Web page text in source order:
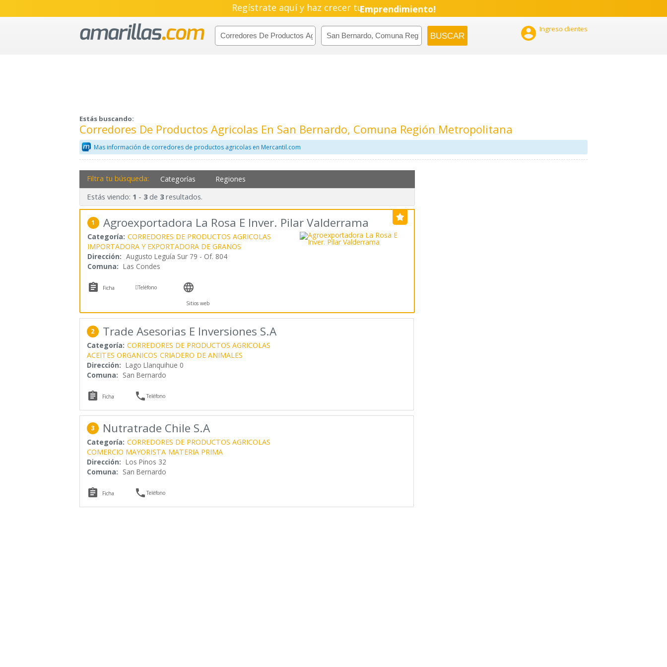
Regístrate aquí y haz crecer tuEmprendimiento!
 Ingreso clientes
Estás buscando:
Corredores De Productos Agricolas En San Bernardo, Comuna Región Metropolitana
Mas información de corredores de productos agricolas en Mercantil.com
Filtra tu búsqueda: Categorías Regiones
Estás viendo: 1 - 3de 3resultados.
1 Agroexportadora La Rosa E Inver. Pilar Valderrama
Categoría: CORREDORES DE PRODUCTOS AGRICOLAS
IMPORTADORA Y EXPORTADORA DE GRANOS
Dirección: Augusto Leguía Sur 79 - Of. 804
Comuna: Las Condes
 Ficha Teléfono 
Sitios web
2 Trade Asesorias E Inversiones S.A
Categoría: CORREDORES DE PRODUCTOS AGRICOLAS
ACEITES ORGANICOS CRIADERO DE ANIMALES
Dirección: Lago Llanquihue 0
Comuna: San Bernardo
 Ficha Teléfono
3 Nutratrade Chile S.A
Categoría: CORREDORES DE PRODUCTOS AGRICOLAS
COMERCIO MAYORISTA MATERIA PRIMA
Dirección: Los Pinos 32
Comuna: San Bernardo
 Ficha Teléfono